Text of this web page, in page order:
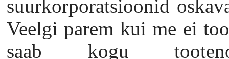
suurkorporatsioonid
Veelgi parem kui me ei
saab kogu